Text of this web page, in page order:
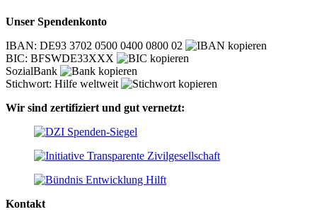
Unser Spendenkonto
IBAN: DE93 3702 0500 0400 0800 02
BIC: BFSWDE33XXX
SozialBank
Stichwort: Hilfe weltweit
Wir sind zertifiziert und gut vernetzt:
Kontakt